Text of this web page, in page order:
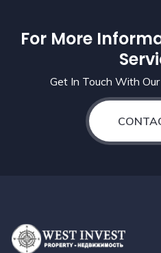
For More
Get In Touch With